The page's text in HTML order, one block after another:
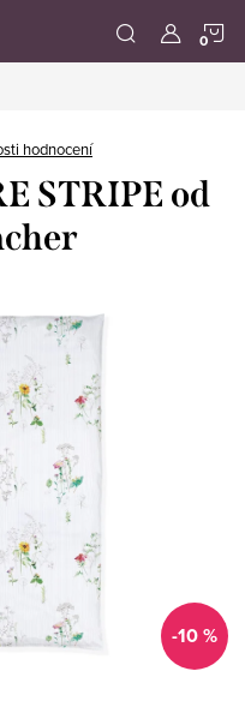
hodnocení
STRIPE od
-10 %